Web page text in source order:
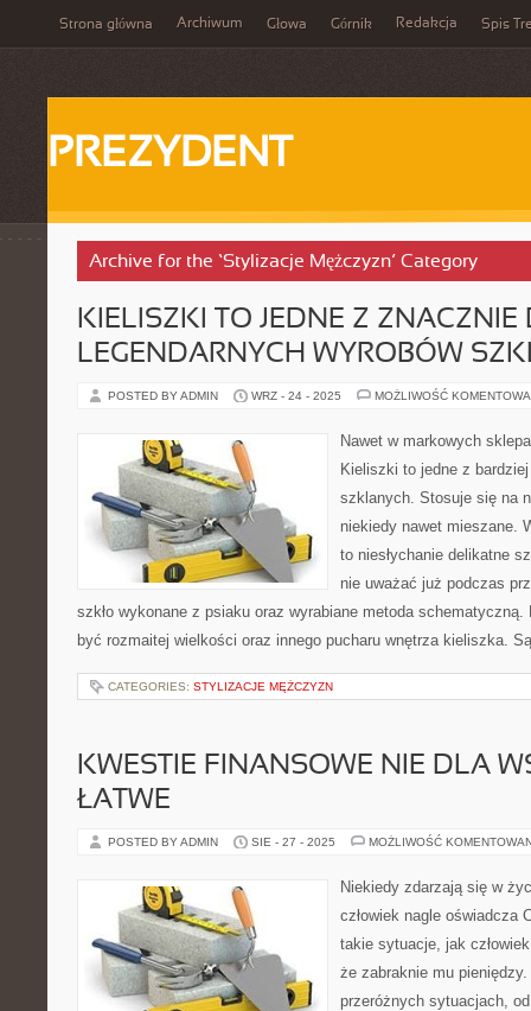
Strona główna Archiwum Głowa Górnik Redakcja Spis
PREZYDENT
Archive for the ‘Stylizacje Mężczyzn’ Category
KIELISZKI TO JEDNE Z ZNACZNIE
LEGENDARNYCH WYROBÓW
POSTED BY ADMIN WRZ - 24 - 2025 MOŻLIWOŚĆ
Nawet w markowych
Kieliszki to jedne z
szklanych. Stosuje się na
niekiedy nawet mieszane.
to niesłychanie delikatne
nie uważać już podczas
szkło wykonane z psiaku oraz wyrabiane metoda
być rozmaitej wielkości oraz innego pucharu wnętrza kieliszka.
CATEGORIES: STYLIZACJE MĘŻCZYZN
KWESTIE FINANSOWE NIE DLA
ŁATWE
POSTED BY ADMIN SIE - 27 - 2025 MOŻLIWOŚĆ
Niekiedy zdarzają się w
człowiek nagle oświadcza
takie sytuacje, jak
że zabraknie mu
przeróżnych sytuacjach,